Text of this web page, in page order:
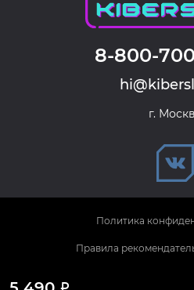
Р
8-800-
г.
© 2026 KIBERSLON.
Политика
Правила